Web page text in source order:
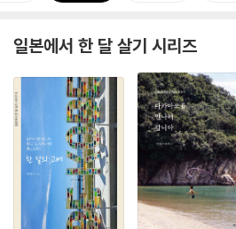
일본에서 한 달 살기 시리즈